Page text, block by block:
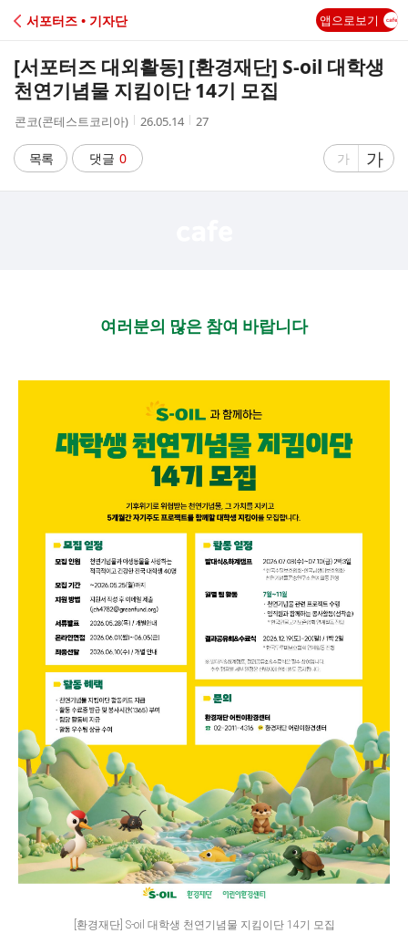
C
A
서포터즈 • 기자단 앱으로보기
[서포터즈 대외활동] [환경재단] S-oil 대학생
천연기념물 지킴이단 14기 모집
작
자
콘코(콘테스트코리아)
작
시
간
26.05.14
조
27
목록 댓글 0
글
가
글
자
가
여러분의 많은 참여 바랍니다
[환경재단] S-oil 대학생 천연기념물 지킴이단 14기 모집